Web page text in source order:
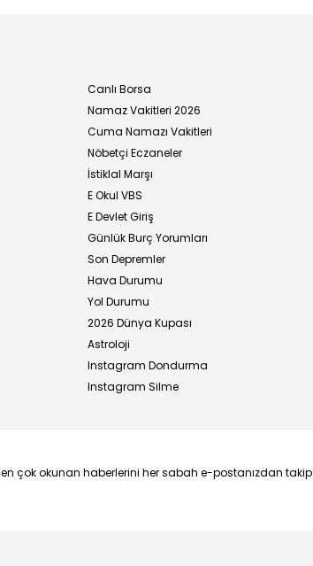
Canlı Borsa
Namaz Vakitleri 2026
Cuma Namazı Vakitleri
Nöbetçi Eczaneler
İstiklal Marşı
E Okul VBS
E Devlet Giriş
Günlük Burç Yorumları
Son Depremler
Hava Durumu
Yol Durumu
2026 Dünya Kupası
Astroloji
Instagram Dondurma
Instagram Silme
çok okunan haberlerini her sabah e-postanızdan